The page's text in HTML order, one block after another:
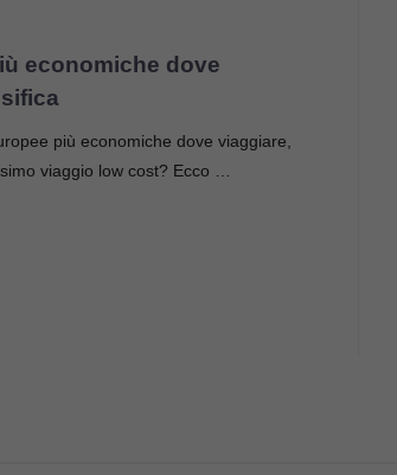
economiche dove
più economiche dove viaggiare,
viaggio low cost? Ecco …